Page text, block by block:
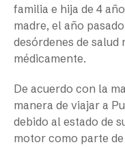
familia e hija de 4
madre, el año
desórdenes de
médicamente.
De acuerdo con la
manera de viajar a
debido al estado de
motor como parte de